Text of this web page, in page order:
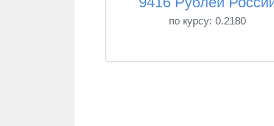
по курсу: 0.2180